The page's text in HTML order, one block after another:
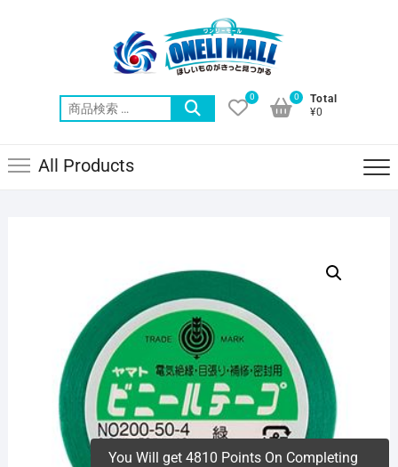
索
0
Total
¥0
0
All Products
You Will get 4810 Points On Completing